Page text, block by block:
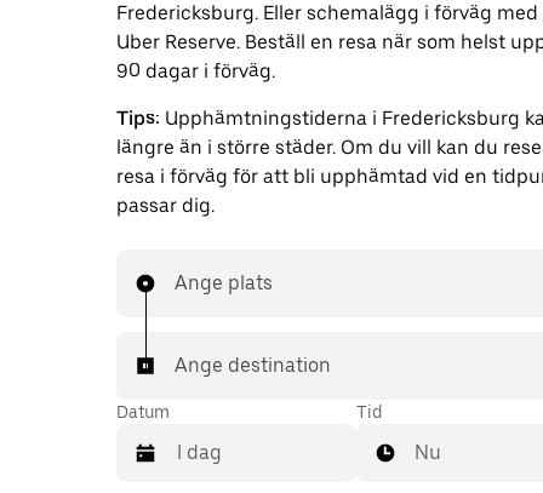
Fredericksburg. Eller schemalägg i förväg med
Uber Reserve. Beställ en resa när som helst
90 dagar i förväg.
Tips: Upphämtningstiderna i Fredericksburg
längre än i större städer. Om du vill kan du
resa i förväg för att bli upphämtad vid en
passar dig.
Ange plats
Ange destination
Datum Tid
Nu